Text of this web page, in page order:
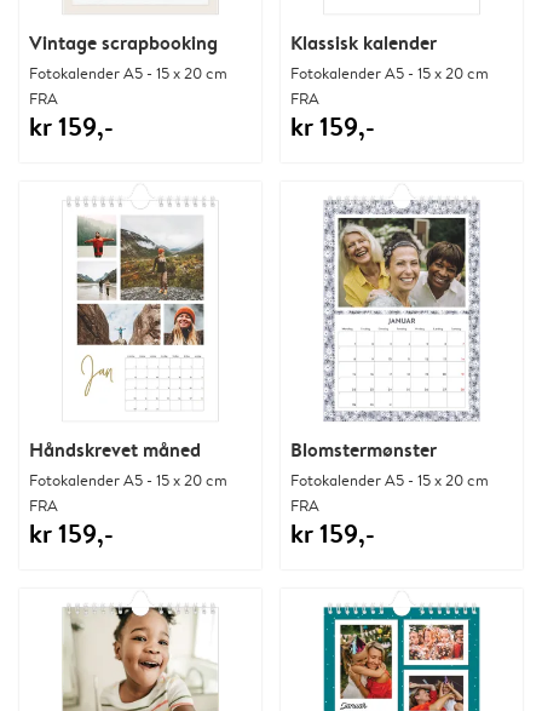
Vintage scrapbooking
Fotokalender A5 - 15 x 20 cm
FRA
kr 159,-
Klassisk kalender
Fotokalender A5 - 15 x 20 cm
FRA
kr 159,-
Håndskrevet måned
Fotokalender A5 - 15 x 20 cm
FRA
kr 159,-
Blomstermønster
Fotokalender A5 - 15 x 20 cm
FRA
kr 159,-